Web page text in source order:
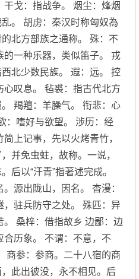
戈：指战争。 烟尘：烽烟
。 胡虏：秦汉时称匈奴為
北方部族之通称。 殊：不
的一种乐器，类似笛子。 戎
北少数民族。 遐：远。 控
叹息。 毡裘：指古代北方
羯羶：羊臊气。 衔悲：心
：嗜好与欲望。 涉历：经
上记事，先以火烤青竹，
并免虫蛀，故称。一说，
后以“汗青”指著述完成。
源出陇山，因名。 杳漫：
，驻兵防守之处。 殊匹：异
桑梓：借指故乡 边鄙：边
历象。 不谓：不意，不
商参：参商。二十八宿的商
此出彼没，永不相见。后